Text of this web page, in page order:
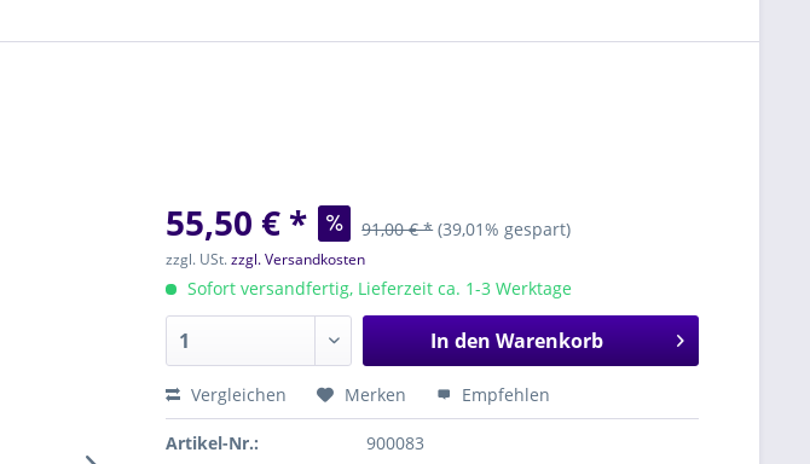
55,50 € * 91,00 € * (39,01% gespart)
zzgl. USt.zzgl. Versandkosten
Sofort versandfertig, Lieferzeit ca. 1-3 Werktage
In den Warenkorb
Vergleichen Merken Empfehlen
Artikel-Nr.: 900083